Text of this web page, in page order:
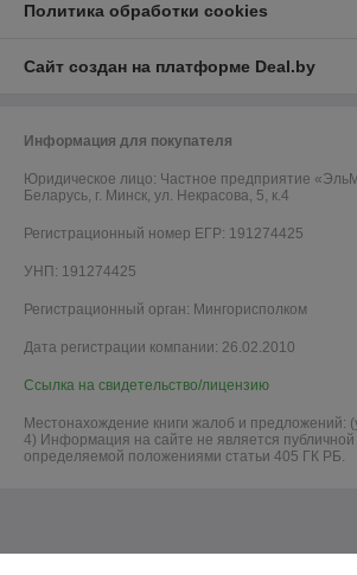
Политика обработки cookies
Сайт создан на платформе Deal.by
Информация для покупателя
Юридическое лицо: Частное предприятие
Беларусь, г. Минск, ул. Некрасова, 5, к.4
Регистрационный номер ЕГР: 191274425
УНП: 191274425
Регистрационный орган: Мингорисполком
Дата регистрации компании: 26.02.2010
Ссылка на свидетельство/лицензию
Местонахождение книги жалоб и предложений:
4) Информация на сайте не является
определяемой положениями статьи 405 ГК РБ.